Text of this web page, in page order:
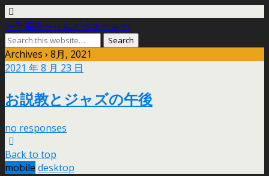
〜千福寺〜りんどうホール〜
Archives › 8月, 2021
2021 年 8 月 23 日
お説教とジャズの午後
no responses
Back to top
mobile desktop